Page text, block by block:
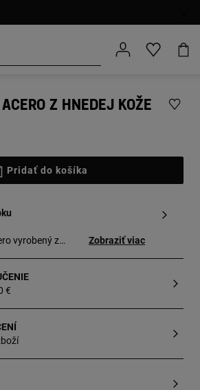
Z HNEDEJ KOŽE
Pridať do košíka
vyrobený z
Zobraziť viac
€